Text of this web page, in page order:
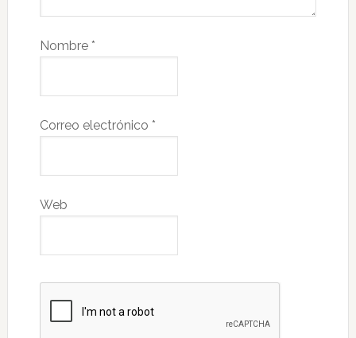
Nombre *
Correo electrónico *
Web